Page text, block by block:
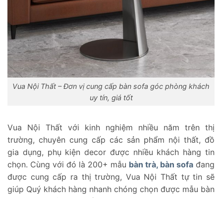
Vua Nội Thất – Đơn vị cung cấp bàn sofa góc phòng khách
uy tín, giá tốt
Vua Nội Thất với kinh nghiệm nhiều năm trên thị
trường, chuyên cung cấp các sản phẩm nội thất, đồ
gia dụng, phụ kiện decor được nhiều khách hàng tin
chọn. Cùng với đó là 200+ mẫu bàn trà, bàn sofa đang
được cung cấp ra thị trường, Vua Nội Thất tự tin sẽ
giúp Quý khách hàng nhanh chóng chọn được mẫu bàn